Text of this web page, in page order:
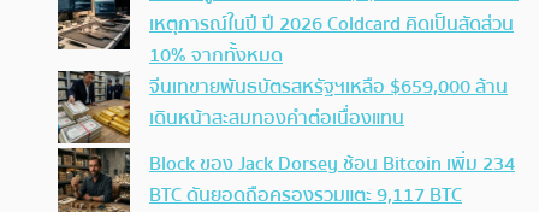
เหตุการณ์ในปี ปี 2026 Coldcard คิดเป็นสัดส่วน
10% จากทั้งหมด
จีนเทขายพันธบัตรสหรัฐฯเหลือ $659,000 ล้าน
เดินหน้าสะสมทองคำต่อเนื่องแทน
Block ของ Jack Dorsey ช้อน Bitcoin เพิ่ม 234
BTC ดันยอดถือครองรวมแตะ 9,117 BTC